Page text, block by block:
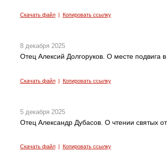
Скачать файл| Копировать ссылку
8 декабря 2025
Отец Алексий Долгоруков. О месте подвига
Скачать файл| Копировать ссылку
5 декабря 2025
Отец Александр Дубасов. О чтении святых
Скачать файл| Копировать ссылку